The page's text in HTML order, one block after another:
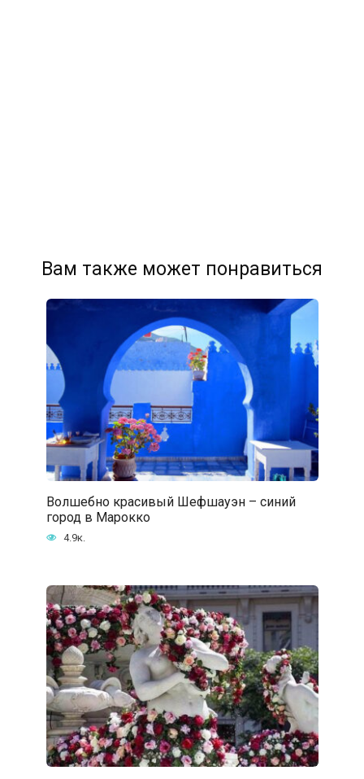
Вам также может понравиться
Волшебно красивый Шефшауэн – синий
город в Марокко
4.9к.